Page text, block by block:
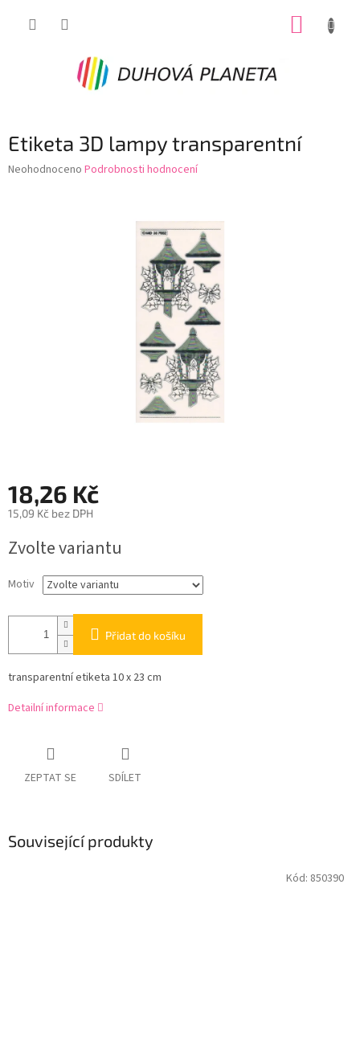
Etiketa 3D lampy transparentní
Průměrné
Neohodnoceno Podrobnosti hodnocení
18,26 Kč
15,09 Kč bez DPH
cena:
Zvolte variantu
Motiv
Přidat do košíku
transparentní etiketa 10 x 23 cm
Detailní informace
ZEPTAT SE SDÍLET
Související produkty
Kód: 850390